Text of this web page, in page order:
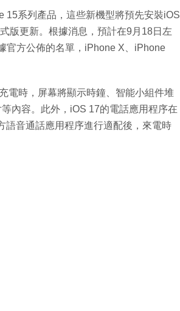
15系列產品，這些新機型將預先安裝iOS
版更新。根據消息，預計在9月18日左
官方公佈的名單，iPhone X、iPhone
電時，屏幕將顯示時鐘、智能小組件堆
內容。此外，iOS 17的電話應用程序在
語音通話應用程序進行適配後，來電時